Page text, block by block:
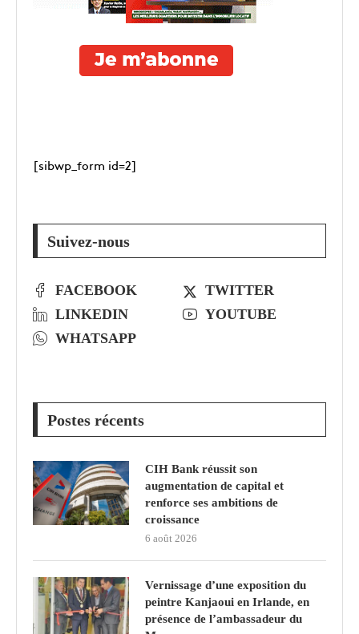
[sibwp_form id=2]
Suivez-nous
FACEBOOK
TWITTER
LINKEDIN
YOUTUBE
WHATSAPP
Postes récents
CIH Bank réussit son
augmentation de capital et
renforce ses ambitions de
croissance
6 août 2026
Vernissage d’une exposition du
peintre Kanjaoui en Irlande, en
présence de l’ambassadeur du